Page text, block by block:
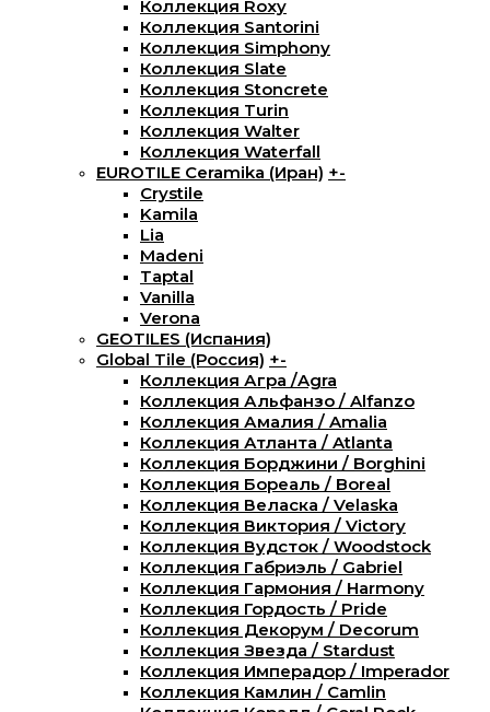
Коллекция Roxy
Коллекция Santorini
Коллекция Simphony
Коллекция Slate
Коллекция Stoncrete
Коллекция Turin
Коллекция Walter
Коллекция Waterfall
EUROTILE Ceramika (Иран) +-
Crystile
Kamila
Lia
Madeni
Taptal
Vanilla
Verona
GEOTILES (Испания)
Global Tile (Россия) +-
Коллекция Агра /Agra
Коллекция Альфанзо / Alfanzo
Коллекция Амалия / Amalia
Коллекция Атланта / Atlanta
Коллекция Борджини / Borghini
Коллекция Бореаль / Boreal
Коллекция Веласка / Velaska
Коллекция Виктория / Victory
Коллекция Вудсток / Woodstock
Коллекция Габриэль / Gabriel
Коллекция Гармония / Harmony
Коллекция Гордость / Pride
Коллекция Декорум / Decorum
Коллекция Звезда / Stardust
Коллекция Имперадор / Imperador
Коллекция Камлин / Camlin